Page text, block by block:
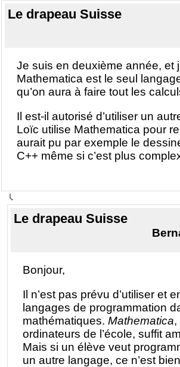
Le drapeau Suisse
Je suis en deuxième année, et
Mathematica est le seul
qu’on aura à faire tout les
Il est-il autorisé d’utiliser un
Loïc utilise Mathematica pour
aurait pu par exemple le
C++ même si c’est plus
Le drapeau Suisse
Bonjour,
Il n’est pas prévu d’utiliser et
langages de programmation
mathématiques. Mathematica,
ordinateurs de l’école, suffit
Mais si un élève veut
un autre langage, ce n’est